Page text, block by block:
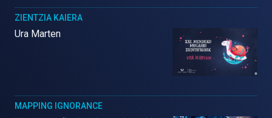
ZIENTZIA KAIERA
Ura Marten
MAPPING IGNORANCE